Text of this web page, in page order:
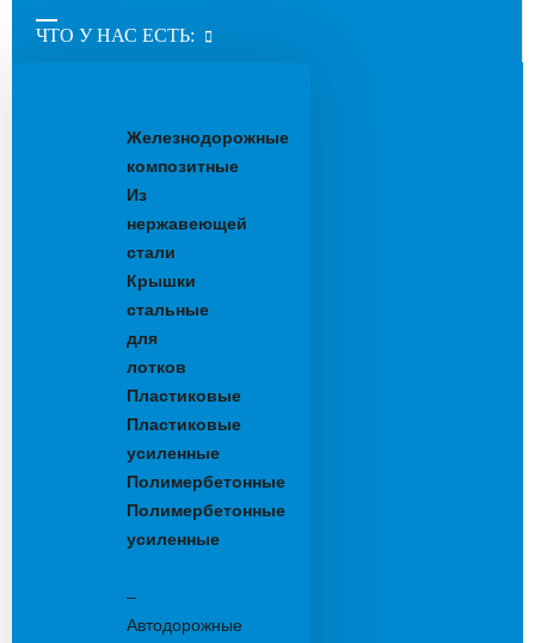
ЧТО У НАС ЕСТЬ:
Железнодорожные
композитные
Из
нержавеющей
стали
Крышки
стальные
для
лотков
Пластиковые
Пластиковые
усиленные
Полимербетонные
Полимербетонные
усиленные
–
Автодорожные